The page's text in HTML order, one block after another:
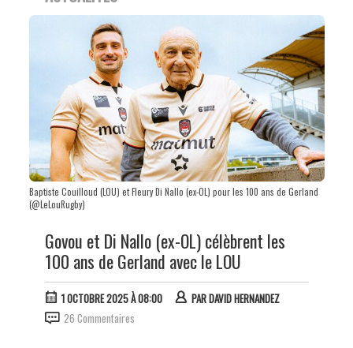
Baptiste Couilloud (LOU) et Fleury Di Nallo (ex-OL) pour les 100 ans de Gerland
(@LeLouRugby)
Govou et Di Nallo (ex-OL) célèbrent les
100 ans de Gerland avec le LOU
1 OCTOBRE 2025 À 08:00 PARDAVID HERNANDEZ
26 Commentaires